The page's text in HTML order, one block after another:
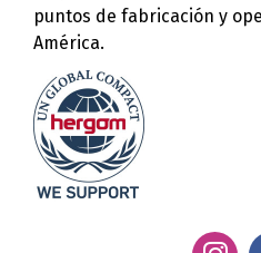
puntos de fabricación y
América.